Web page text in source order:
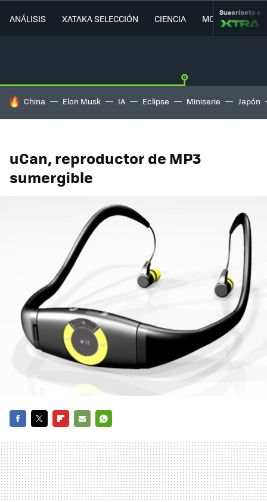
ANÁLISIS XATAKA SELECCIÓN CIENCIA MOVILIDAD
Suscríbete a
HOY SE HABLA DE
China Elon Musk IA Eclipse Miniserie Japón
uCan, reproductor de MP3
sumergible
MAIL